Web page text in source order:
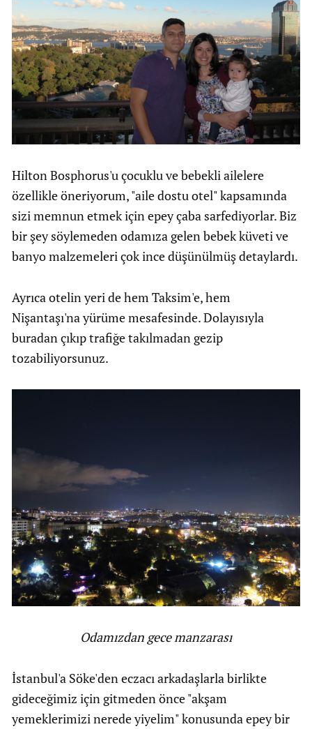
Hilton Bosphorus'u çocuklu ve bebekli ailelere
özellikle öneriyorum, "aile dostu otel" kapsamında
sizi memnun etmek için epey çaba sarfediyorlar. Biz
bir şey söylemeden odamıza gelen bebek küveti ve
banyo malzemeleri çok ince düşünülmüş detaylardı.
Ayrıca otelin yeri de hem Taksim'e, hem
Nişantaşı'na yürüme mesafesinde. Dolayısıyla
buradan çıkıp trafiğe takılmadan gezip
tozabiliyorsunuz.
Odamızdan gece manzarası
İstanbul'a Söke'den eczacı arkadaşlarla birlikte
gideceğimiz için gitmeden önce "akşam
yemeklerimizi nerede yiyelim" konusunda epey bir